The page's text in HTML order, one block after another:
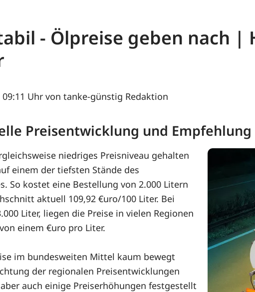
- Ölpreise geben nach |
09:11 Uhr von tanke-günstig Redaktion
Preisentwicklung und Empfehlung
niedriges Preisniveau gehalten
einem der tiefsten Stände des
So kostet eine Bestellung von 2.000 Litern
aktuell 109,92 €uro/100 Liter. Bei
Liter, liegen die Preise in vielen Regionen
einem €uro pro Liter.
im bundesweiten Mittel kaum bewegt
der regionalen Preisentwicklungen
auch einige Preiserhöhungen festgestellt